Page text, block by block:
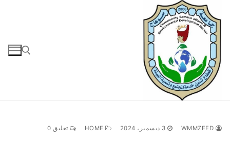
التجاوز
إلى
المحتوى
3 ديسمبر، 2024 تعليق 0